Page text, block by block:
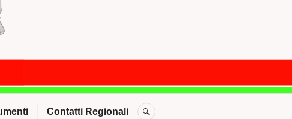
Contatti Regionali CERCA